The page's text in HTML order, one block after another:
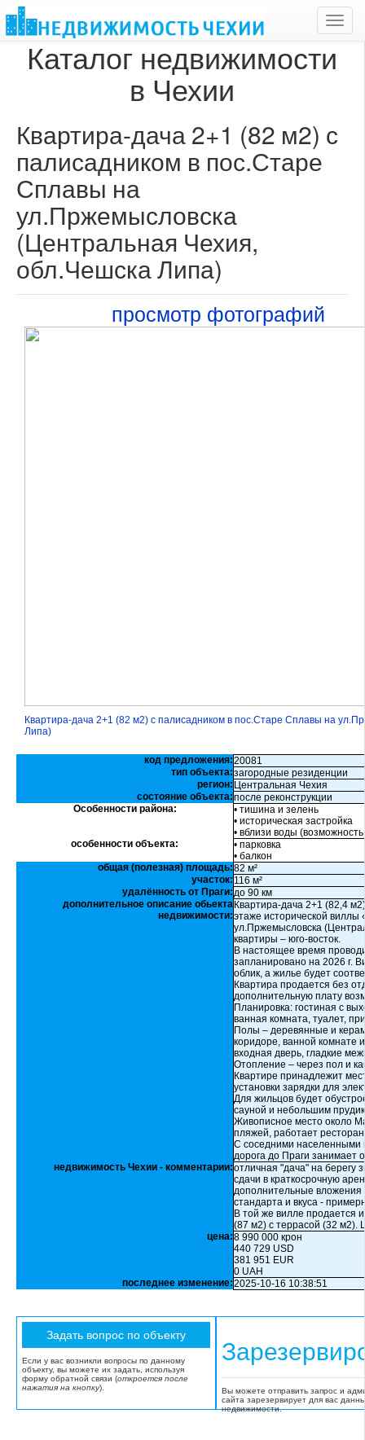
Каталог недвижимости
в Чехии
Квартира-дача 2+1 (82 м2) с
палисадником в пос.Старе
Сплавы на
ул.Пржемысловска
(Центральная Чехия,
обл.Чешска Липа)
просмотр фотографий
Квартира-дача 2+1 (82 м2) с палисадником в пос.Старе Сплавы на
Липа)
код предложения:20081
тип объекта:загородные резиденции
регион: Центральная Чехия
состояние объекта:после реконструкции
Особенности района:
• тишина и зелень
• историческая застройка
• вблизи воды
особенности объекта:
• парковка
• балкон
общая (полезная) площадь:82 м²
участок: 116 м²
удалённость от Праги:до 90 км
дополнительное описание обьекта
недвижимости:
Квартира-дача 2+1 (82,4
этаже исторической виллы
ул.Пржемысловска
квартиры – юго-восток.
В настоящее время
запланировано на 2026 г.
облик, а жилье будет
Квартира продается без
дополнительную плату
Планировка: гостиная с
ванная комната, туалет,
Полы – деревянные и
коридоре, ванной комнате
входная дверь, гладкие
Отопление – через пол и
Квартире принадлежит
установки зарядки для
Для жильцов будет
сауной и небольшим
Живописное место около
пляжей, работает
С соседними населенными
дорога до Праги занимает
недвижимость Чехии - комментарии:отличная "дача" на берегу
сдачи в краткосрочную
дополнительные вложения
стандарта и вкуса -
В той же вилле продается
(87 м2) с террасой (32 м2).
цена:8 990 000 крон
440 729 USD
381 951 EUR
0 UAH
последнее изменение:2025-10-16 10:38:51
Если у вас возникли вопросы по данному
объекту, вы можете их задать, используя
форму обратной связи (откроется после
нажатия на кнопку).
Вы можете отправить запрос и
сайта зарезервирует для вас
недвижимости.